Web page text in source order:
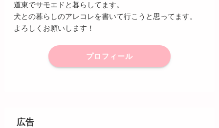
道東でサモエドと暮らしてます。
犬との暮らしのアレコレを書いて行こうと思ってます。
よろしくお願いします！
プロフィール
広告